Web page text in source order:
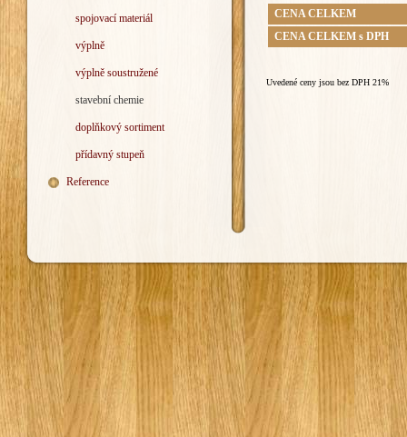
spojovací materiál
výplně
výplně soustružené
stavební chemie
doplňkový sortiment
přídavný stupeň
Reference
CENA CELKEM
CENA CELKEM s DPH
Uvedené ceny jsou bez DPH 21%